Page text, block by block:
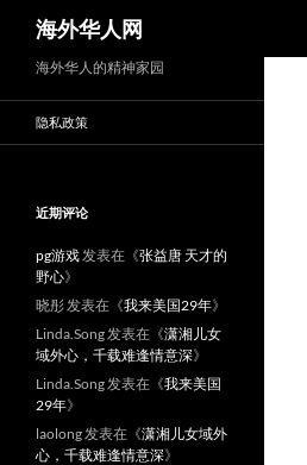
海外华人网
海外华人的精神家园
隐私政策
近期评论
pg游戏发表在《张益唐 天才的
野心》
晓彤发表在《我来美国29年》
Linda.Song发表在《潇湘儿女
域外心，千载难逢情意深》
Linda.Song发表在《我来美国
29年》
laolong发表在《潇湘儿女域外
心，千载难逢情意深》